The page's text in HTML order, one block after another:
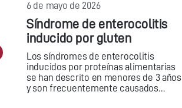
6 de mayo de 2026
Síndrome de enterocolitis
inducido por gluten
Los síndromes de enterocolitis
inducidos por proteínas alimentarias
se han descrito en menores de 3 años
y son frecuentemente causados…